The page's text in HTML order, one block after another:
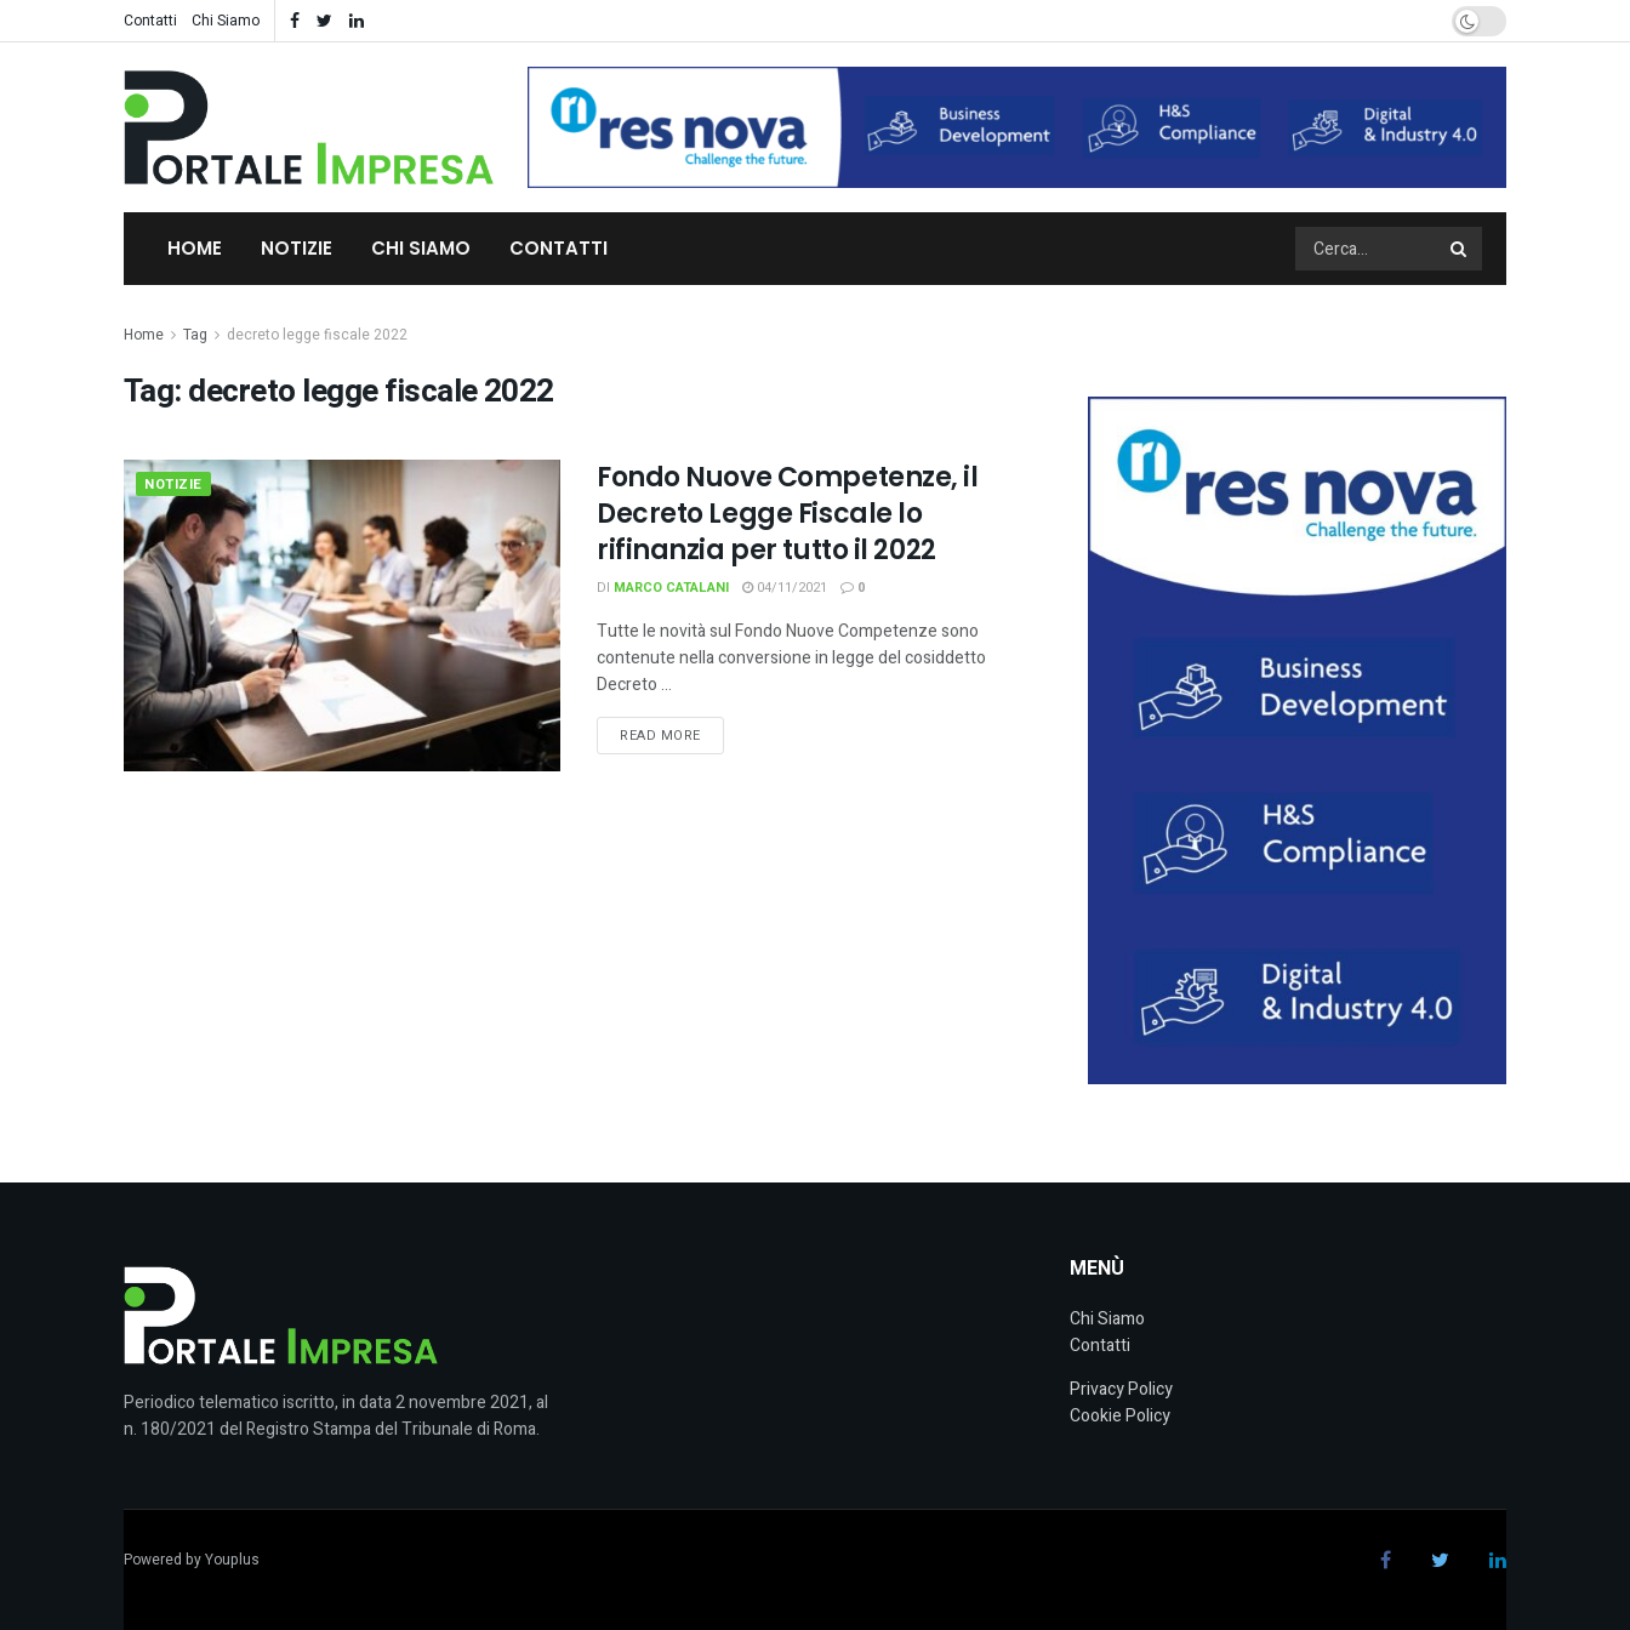
Contatti Chi Siamo
HOME NOTIZIE CHI SIAMO CONTATTI
Home Tag decreto legge fiscale 2022
Tag:decreto legge fiscale 2022
NOTIZIE
Fondo Nuove Competenze, il
Decreto Legge Fiscale lo
rifinanzia per tutto il 2022
DI MARCO CATALANI 04/11/2021 0
Tutte le novità sul Fondo Nuove Competenze sono
contenute nella conversione in legge del cosiddetto
Decreto ...
READ MORE
Periodico telematico iscritto, in data 2 novembre 2021, al
n. 180/2021 del Registro Stampa del Tribunale di Roma.
MENÙ
Chi Siamo
Contatti
Privacy Policy
Cookie Policy
Powered byYouplus